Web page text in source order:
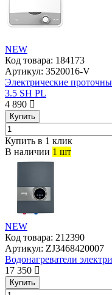
NEW
Код товара: 184173
Артикул: 3520016-V
Электрические
3.5 SH PL
4 890
Купить
Купить в 1 клик
В наличии 1 шт
NEW
Код товара: 212390
Артикул: ZJ3468420007
Водонагреватели
17 350
Купить